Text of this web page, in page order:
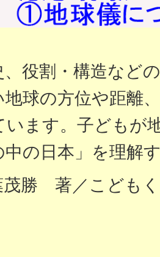
役割・構造など
球の方位や距離
います。子どもが
の日本」を理解
茂勝 著／こども